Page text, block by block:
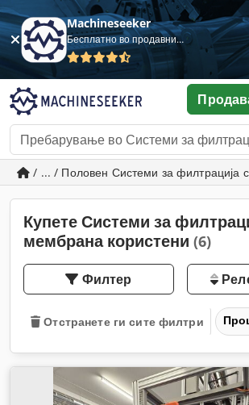
Machineseeker
Бесплатно во продавница
/ ... / Половен Системи за филтрација
Купете Системи за
мембрана користени (6)
Филтер
Отстранете ги сите филтри